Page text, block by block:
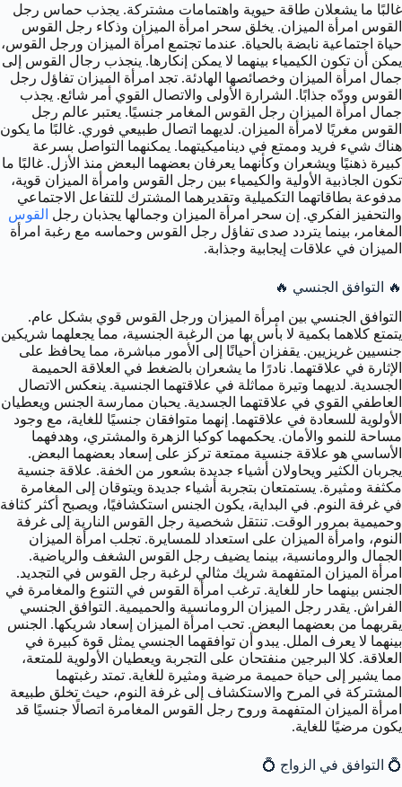
غالبًا ما يشعلان طاقة حيوية واهتمامات مشتركة. يجذب حماس رجل
القوس امرأة الميزان. يخلق سحر امرأة الميزان وذكاء رجل القوس
حياة اجتماعية نابضة بالحياة. عندما تجتمع امرأة الميزان ورجل القوس،
يمكن أن تكون الكيمياء بينهما لا يمكن إنكارها. ينجذب رجال القوس إلى
جمال امرأة الميزان وخصائصها الهادئة. تجد امرأة الميزان تفاؤل رجل
القوس وودّه جذابًا. الشرارة الأولى والاتصال القوي أمر شائع. يجذب
جمال امرأة الميزان رجل القوس المغامر جنسيًا. يعتبر عالم رجل
القوس مغريًا لامرأة الميزان. لديهما اتصال طبيعي فوري. غالبًا ما يكون
هناك شيء فريد وممتع في ديناميكيتهما. يمكنهما التواصل بسرعة
كبيرة ذهنيًا ويشعران وكأنهما يعرفان بعضهما البعض منذ الأزل. غالبًا ما
تكون الجاذبية الأولية والكيمياء بين رجل القوس وامرأة الميزان قوية،
مدفوعة بطاقاتهما التكميلية وتقديرهما المشترك للتفاعل الاجتماعي
والتحفيز الفكري. إن سحر امرأة الميزان وجمالها يجذبان رجل القوس
المغامر، بينما يتردد صدى تفاؤل رجل القوس وحماسه مع رغبة امرأة
الميزان في علاقات إيجابية وجذابة.
🔥 التوافق الجنسي 🔥
التوافق الجنسي بين امرأة الميزان ورجل القوس قوي بشكل عام.
يتمتع كلاهما بكمية لا بأس بها من الرغبة الجنسية، مما يجعلهما شريكين
جنسيين غريزيين. يقفزان أحيانًا إلى الأمور مباشرة، مما يحافظ على
الإثارة في علاقتهما. نادرًا ما يشعران بالضغط في العلاقة الحميمة
الجسدية. لديهما وتيرة مماثلة في علاقتهما الجنسية. ينعكس الاتصال
العاطفي القوي في علاقتهما الجسدية. يحبان ممارسة الجنس ويعطيان
الأولوية للسعادة في علاقتهما. إنهما متوافقان جنسيًا للغاية، مع وجود
مساحة للنمو والأمان. يحكمهما كوكبا الزهرة والمشتري، وهدفهما
الأساسي هو علاقة جنسية ممتعة تركز على إسعاد بعضهما البعض.
يجربان الكثير ويحاولان أشياء جديدة بشعور من الخفة. علاقة جنسية
مكثفة ومثيرة. يستمتعان بتجربة أشياء جديدة ويتوقان إلى المغامرة
في غرفة النوم. في البداية، يكون الجنس استكشافيًا، ويصبح أكثر كثافة
وحميمية بمرور الوقت. تنتقل شخصية رجل القوس النارية إلى غرفة
النوم، وامرأة الميزان على استعداد للمسايرة. تجلب امرأة الميزان
الجمال والرومانسية، بينما يضيف رجل القوس الشغف والرياضية.
امرأة الميزان المتفهمة شريك مثالي لرغبة رجل القوس في التجديد.
الجنس بينهما حار للغاية. ترغب امرأة القوس في التنوع والمغامرة في
الفراش. يقدر رجل الميزان الرومانسية والحميمية. التوافق الجنسي
يقربهما من بعضهما البعض. تحب امرأة الميزان إسعاد شريكها. الجنس
بينهما لا يعرف الملل. يبدو أن توافقهما الجنسي يمثل قوة كبيرة في
العلاقة. كلا البرجين منفتحان على التجربة ويعطيان الأولوية للمتعة،
مما يشير إلى حياة حميمة مرضية ومثيرة للغاية. تمتد رغبتهما
المشتركة في المرح والاستكشاف إلى غرفة النوم، حيث تخلق طبيعة
امرأة الميزان المتفهمة وروح رجل القوس المغامرة اتصالًا جنسيًا قد
يكون مرضيًا للغاية.
💍 التوافق في الزواج 💍